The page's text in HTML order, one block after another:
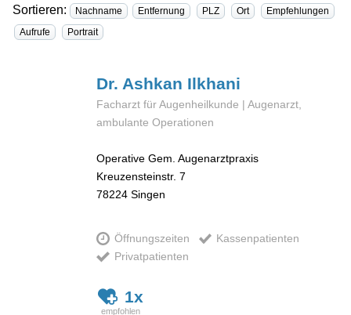
Sortieren: Nachname Entfernung PLZ Ort
Empfehlungen
Aufrufe
Portrait
Dr. Ashkan Ilkhani
Facharzt für Augenheilkunde | Augenarzt,
ambulante Operationen
Operative Gem. Augenarztpraxis
Kreuzensteinstr. 7
78224 Singen
Öffnungszeiten
Kassenpatienten
Privatpatienten
1x